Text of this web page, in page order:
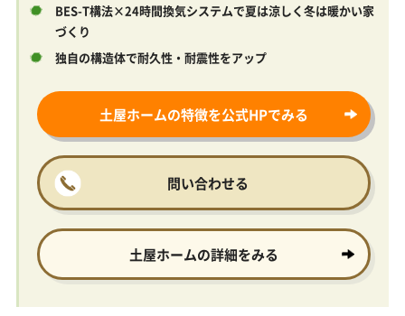
BES-T構法×24時間換気システムで夏は涼しく冬は暖かい家
づくり
独自の構造体で耐久性・耐震性をアップ
土屋ホームの特徴を公式HPでみる
問い合わせる
土屋ホームの詳細をみる